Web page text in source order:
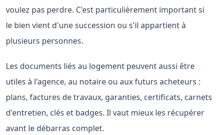
voulez pas perdre. C'est particulièrement important si
le bien vient d'une succession ou s'il appartient à
plusieurs personnes.
Les documents liés au logement peuvent aussi être
utiles à l'agence, au notaire ou aux futurs acheteurs :
plans, factures de travaux, garanties, certificats, carnets
d'entretien, clés et badges. Il vaut mieux les récupérer
avant le débarras complet.